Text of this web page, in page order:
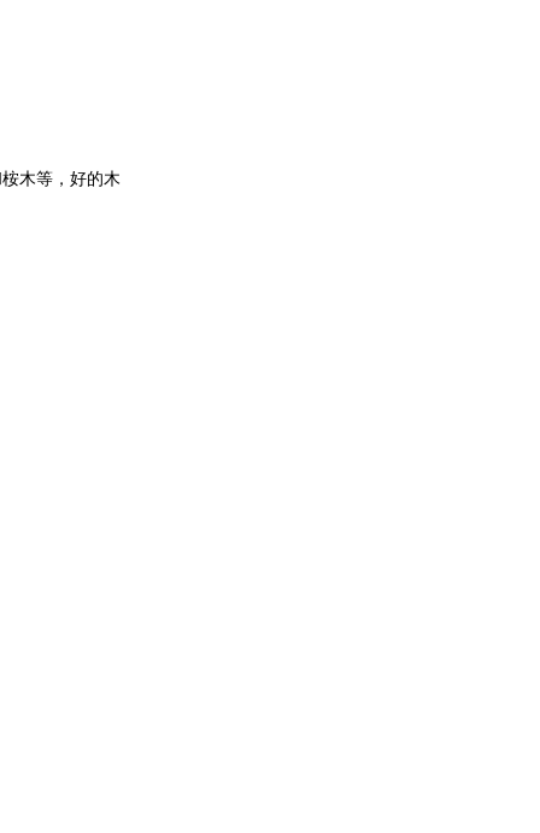
木等，好的木